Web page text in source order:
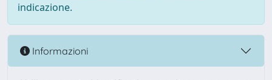
indicazione.
Informazioni